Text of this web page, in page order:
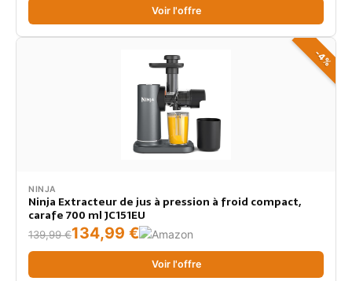
Voir l'offre
-4%
NINJA
Ninja Extracteur de jus à pression à froid compact,
carafe 700 ml JC151EU
139,99 €134,99 €
Voir l'offre